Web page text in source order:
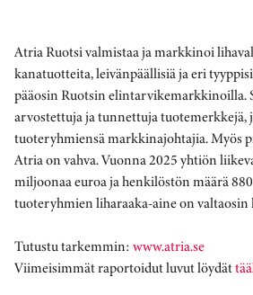
Atria Ruotsi valmistaa ja markkinoi
kanatuotteita, leivänpäällisiä ja eri
pääosin Ruotsin elintarvikemarkkinoilla.
arvostettuja ja tunnettuja tuotemerkkejä,
tuoteryhmiensä markkinajohtajia. Myös
Atria on vahva. Vuonna 2025 yhtiön
miljoonaa euroa ja henkilöstön määrä
tuoteryhmien liharaaka-aine on
Tutustu tarkemmin: www.atria.se
Viimeisimmät raportoidut luvut löydät